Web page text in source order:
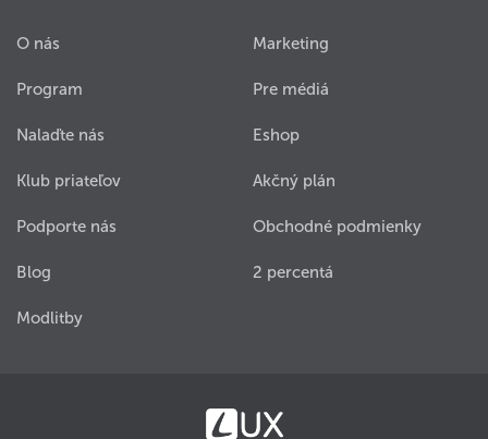
O nás
Program
Nalaďte nás
Klub priateľov
Podporte nás
Blog
Modlitby
Marketing
Pre médiá
Eshop
Akčný plán
Obchodné podmienky
2 percentá